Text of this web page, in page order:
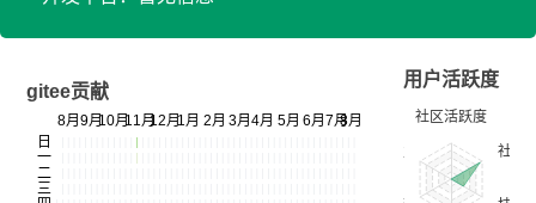
gitee贡献
用户活跃度